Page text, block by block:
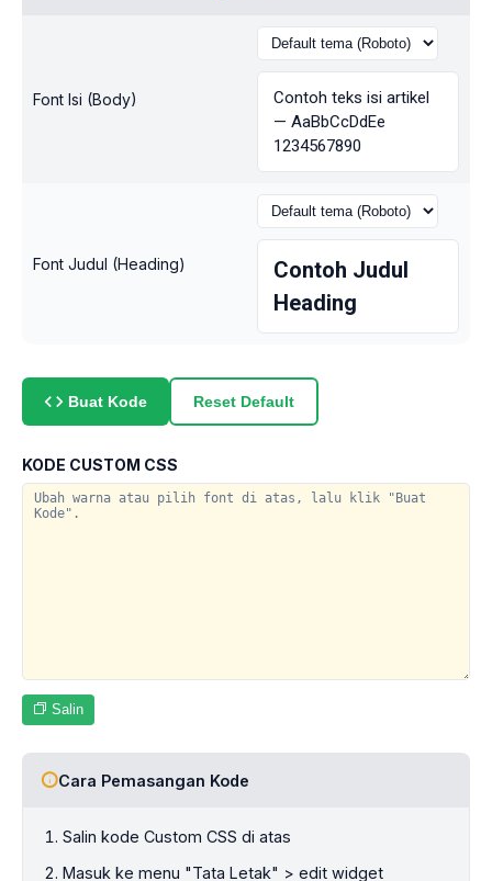
Font Isi (Body)
Contoh teks isi artikel
— AaBbCcDdEe
1234567890
Font Judul (Heading)
Contoh Judul
Heading
Buat Kode Reset Default
KODE CUSTOM CSS
Salin
Cara Pemasangan Kode
Salin kode Custom CSS di atas
Masuk ke menu "Tata Letak" > edit widget